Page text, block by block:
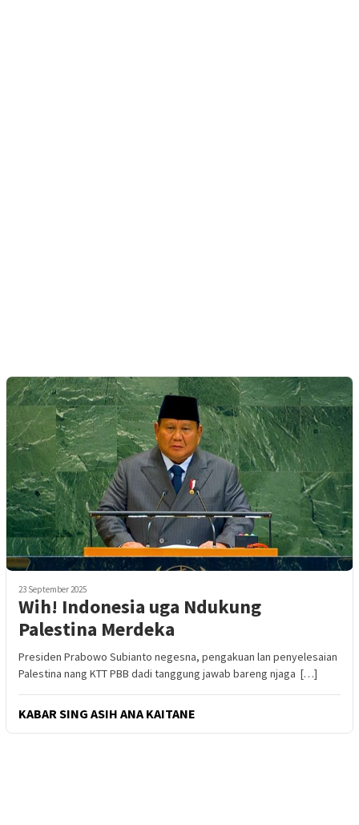
23 September 2025
Wih! Indonesia uga Ndukung
Palestina Merdeka
Presiden Prabowo Subianto negesna, pengakuan lan penyelesaian
Palestina nang KTT PBB dadi tanggung jawab bareng njaga […]
KABAR SING ASIH ANA KAITANE